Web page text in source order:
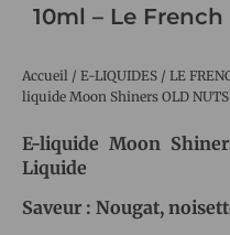
10ml – Le
Accueil / E-LIQUIDES / LE
liquide Moon Shiners OLD
E-liquide Moon
Liquide
Saveur : Nougat,